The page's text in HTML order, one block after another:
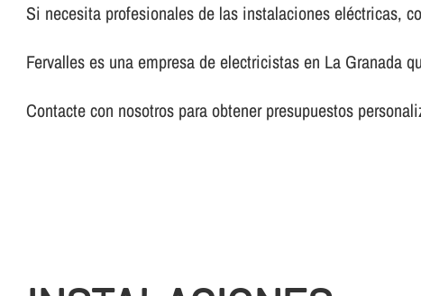
Si necesita profesionales de las instalaciones eléctricas,
Fervalles es una empresa de electricistas en La Granada
Contacte con nosotros para obtener presupuestos